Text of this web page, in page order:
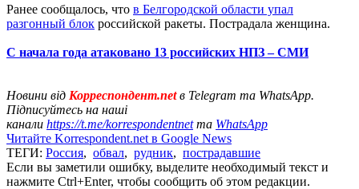
Ранее сообщалось, что в Белгородской области упал
разгонный блок российской ракеты. Пострадала женщина.
С начала года атаковано 13 российских НПЗ – СМИ
Новини від Корреспондент.netв Telegram та WhatsApp.
Підписуйтесь на наші
канали https://t.me/korrespondentnetта WhatsApp
Читайте Korrespondent.net в Google News
ТЕГИ: Россия, обвал, рудник, пострадавшие
Если вы заметили ошибку, выделите необходимый текст и
нажмите Ctrl+Enter, чтобы сообщить об этом редакции.